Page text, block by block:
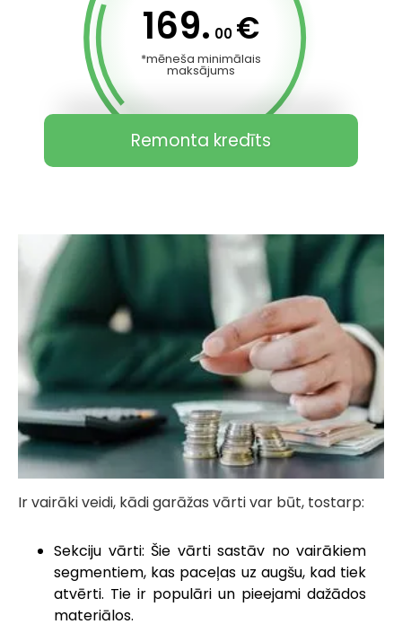
169. 00 €
*mēneša minimālais
maksājums
Remonta kredīts
Ir vairāki veidi, kādi garāžas vārti var būt, tostarp:
Sekciju vārti: Šie vārti sastāv no vairākiem
segmentiem, kas paceļas uz augšu, kad tiek
atvērti. Tie ir populāri un pieejami dažādos
materiālos.